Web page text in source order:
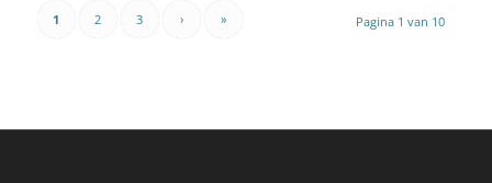
€38.49Pagina 1 van 10
1 2 3 › »